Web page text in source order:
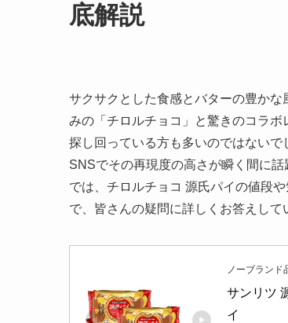
底解説
サクサクとした食感とバターの豊か
みの「チロルチョコ」と驚きのコラボ
探し回っている方も多いのではないで
SNSでその再現度の高さが瞬く間に
では、チロルチョコ 源氏パイの値段
で、皆さんの疑問に詳しくお答えして
ノーブランド
サンリツ
イ